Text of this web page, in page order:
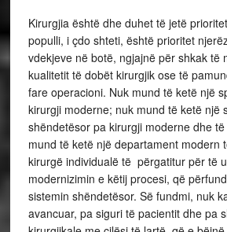
Kirurgjia është dhe duhet të jetë
populli, i çdo shteti, është prioritet
vdekjeve në botë, ngjajnë për shkak të
kualitetit të dobët kirurgjik ose të
fare operacioni. Nuk mund të ketë një
kirurgji moderne; nuk mund të ketë një
shëndetësor pa kirurgji moderne dhe
mund të ketë një departament modern
kirurgë individualë të përgatitur për të
modernizimin e këtij procesi, që
sistemin shëndetësor. Së fundmi, nuk
avancuar, pa siguri të pacientit dhe pa